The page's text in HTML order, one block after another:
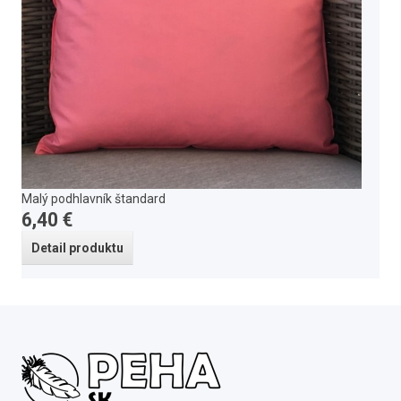
Malý podhlavník štandard
6,40 €
Detail produktu